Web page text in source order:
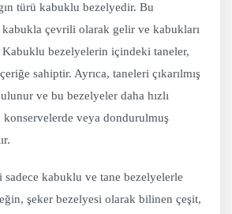
türü kabuklu bezelyedir. Bu
çevrili olarak gelir ve kabukları
bezelyelerin içindeki taneler,
sahiptir. Ayrıca, taneleri çıkarılmış
ve bu bezelyeler daha hızlı
veya dondurulmuş
kabuklu ve tane bezelyelerle
şeker bezelyesi olarak bilinen çeşit,